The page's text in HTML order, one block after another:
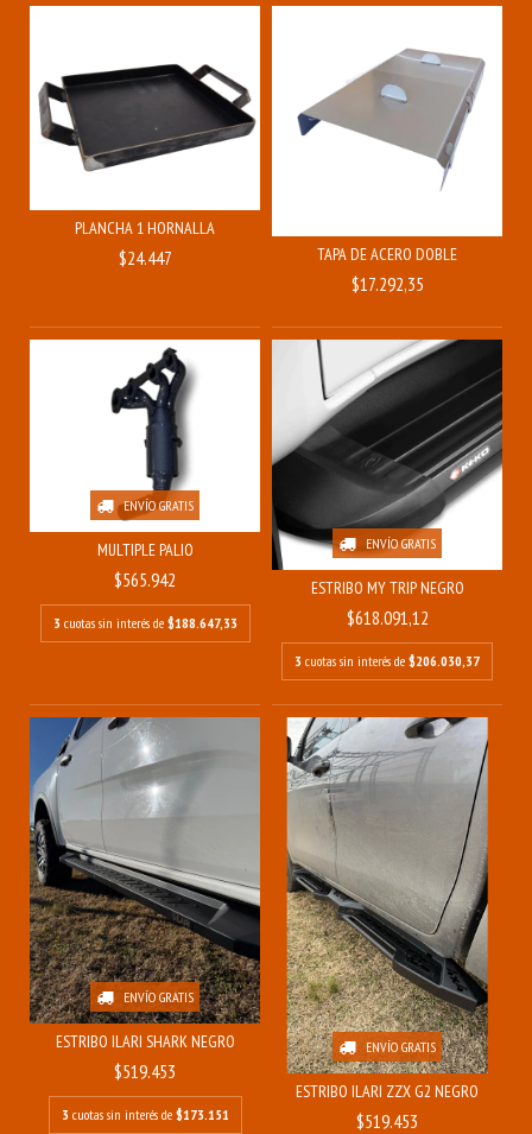
PLANCHA 1 HORNALLA
$24.447 TAPA DE ACERO DOBLE
$17.292,35
ENVÍO GRATIS
MULTIPLE PALIO
$565.942
3 cuotas sin interés de $188.647,33
ENVÍO GRATIS
ESTRIBO MY TRIP NEGRO
$618.091,12
3 cuotas sin interés de $206.030,37
ENVÍO GRATIS
ESTRIBO ILARI SHARK NEGRO
$519.453
3 cuotas sin interés de $173.151
ENVÍO GRATIS
ESTRIBO ILARI ZZX G2 NEGRO
$519.453